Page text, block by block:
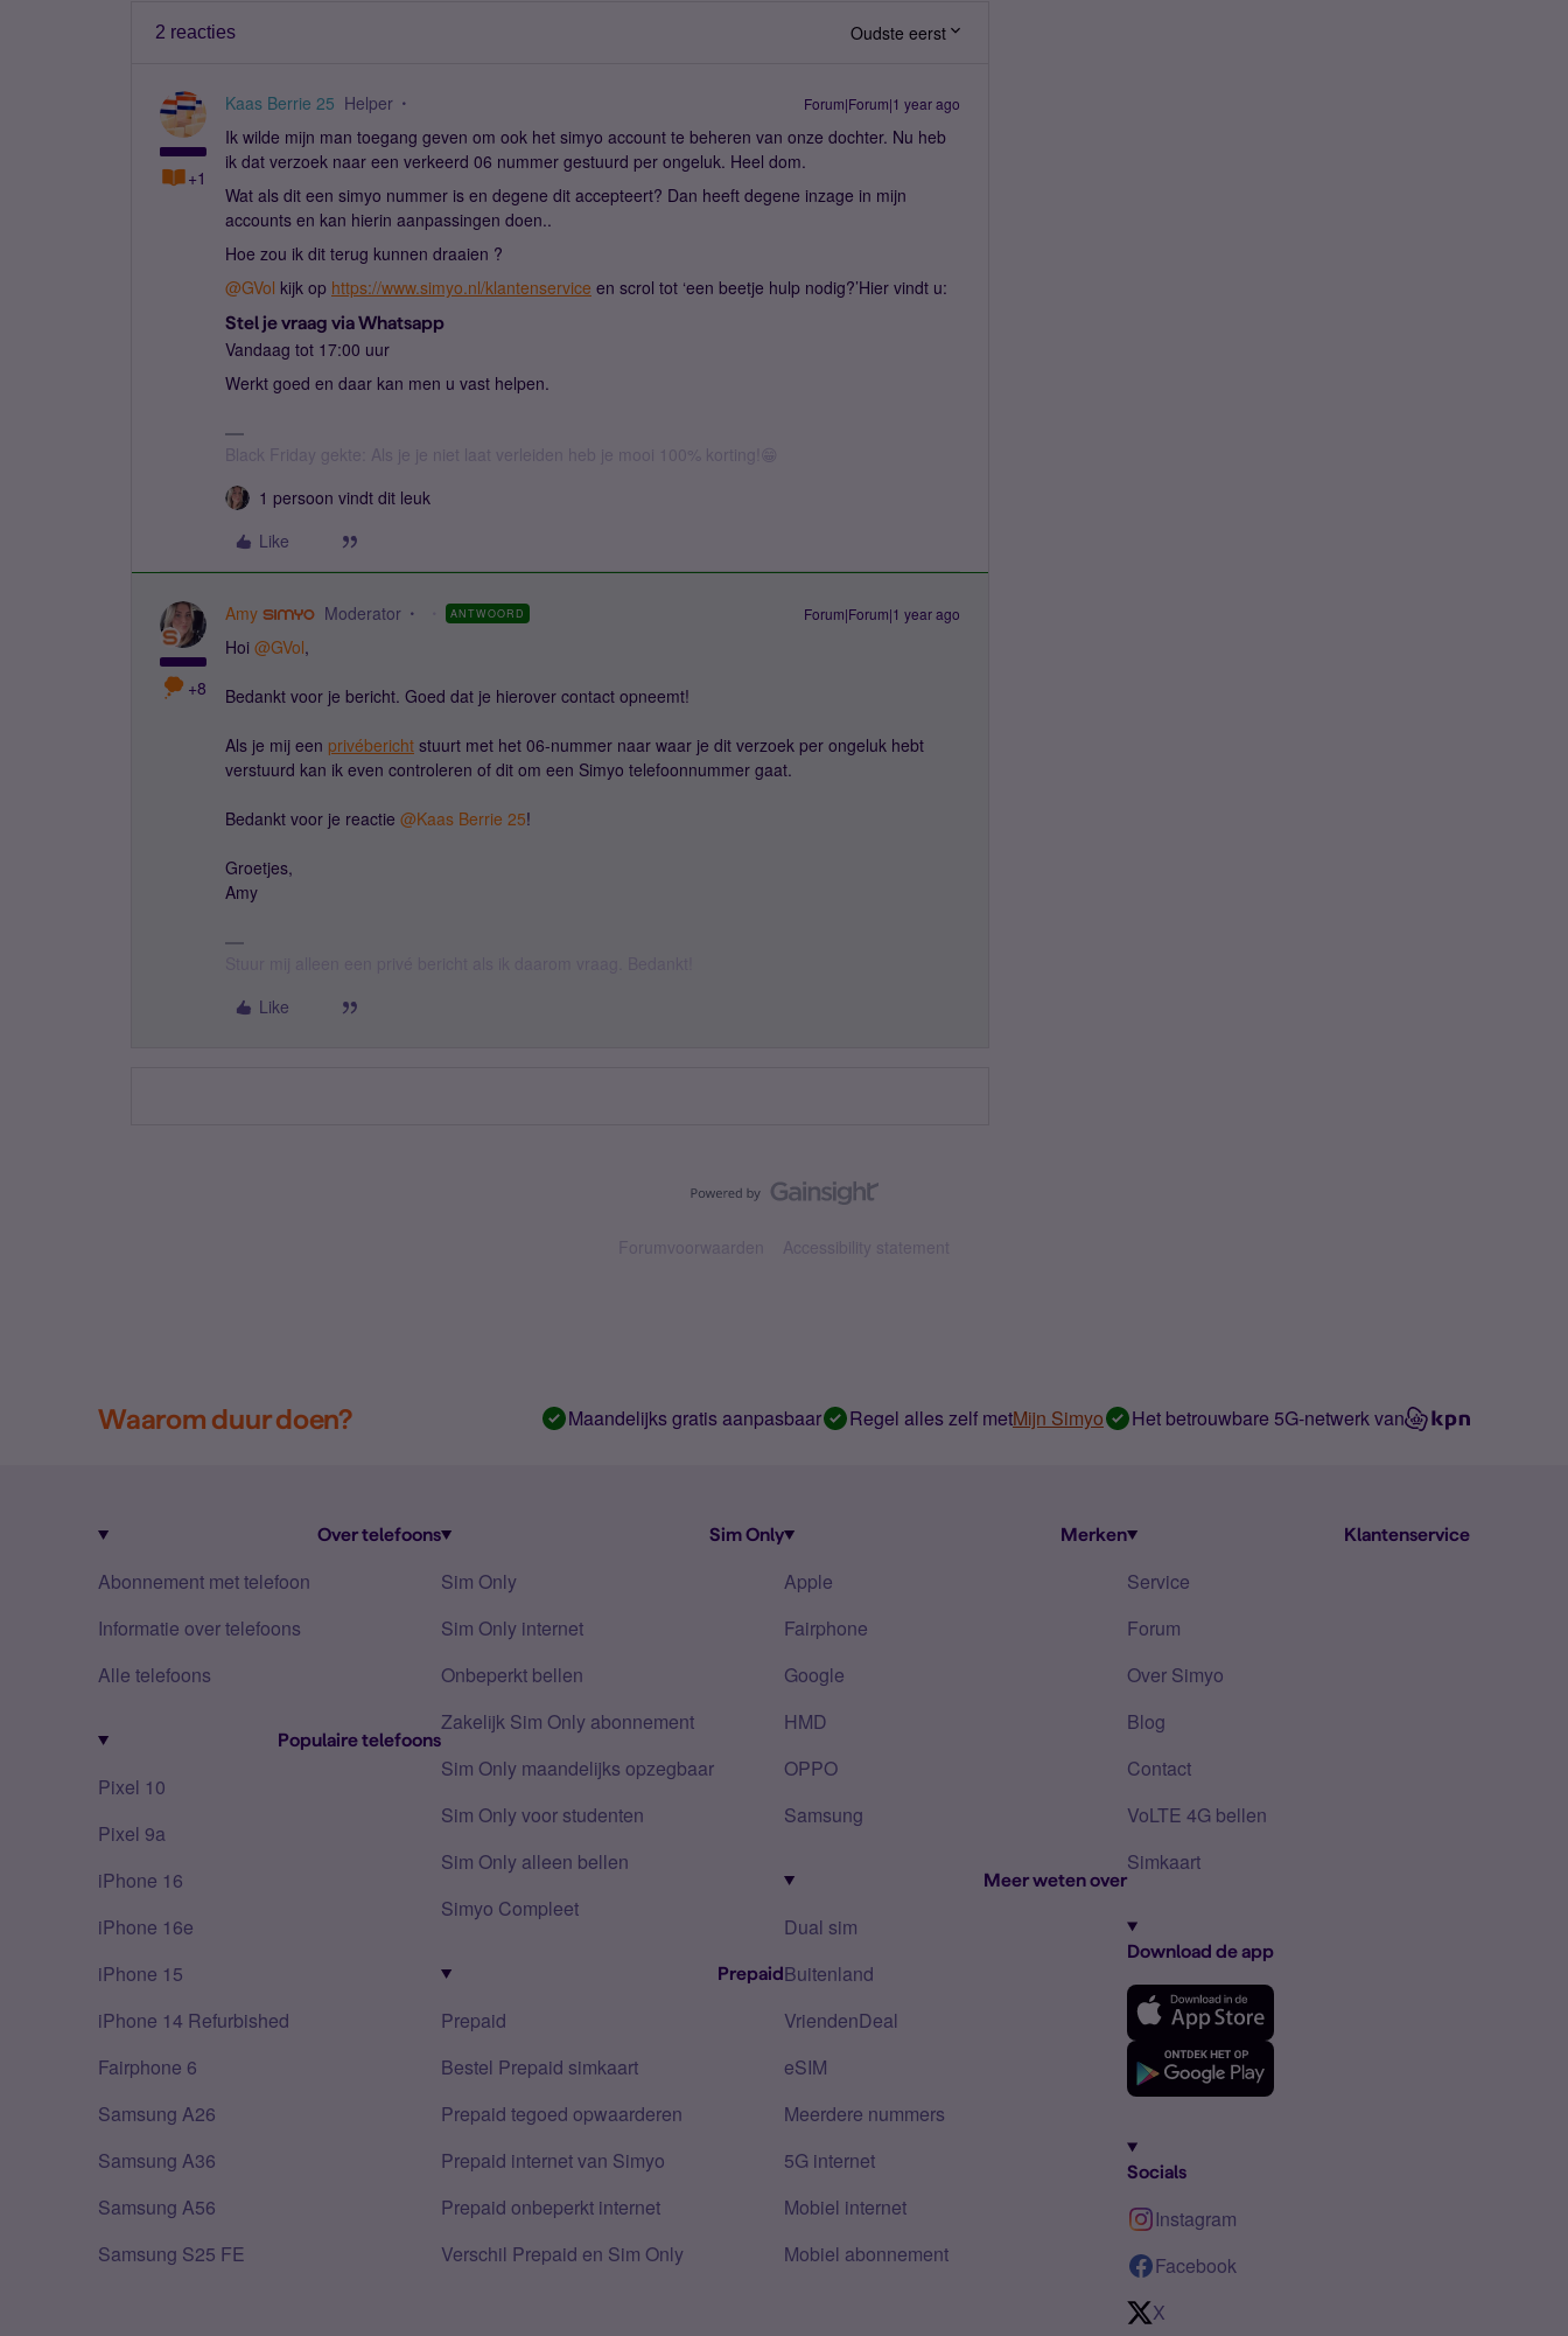
2 reacties Oudste eerst
+1
Kaas Berrie 25 Helper Forum|Forum|1 year ago
Ik wilde mijn man toegang geven om ook het simyo account te beheren van onze dochter. Nu heb
ik dat verzoek naar een verkeerd 06 nummer gestuurd per ongeluk. Heel dom.
Wat als dit een simyo nummer is en degene dit accepteert? Dan heeft degene inzage in mijn
accounts en kan hierin aanpassingen doen..
Hoe zou ik dit terug kunnen draaien ?
@GVol kijk op https://www.simyo.nl/klantenservice en scrol tot ‘een beetje hulp nodig?’Hier vindt u:
Stel je vraag via Whatsapp
Vandaag tot 17:00 uur
Werkt goed en daar kan men u vast helpen.
Black Friday gekte: Als je je niet laat verleiden heb je mooi 100% korting!😁
1 persoon vindt dit leuk
Like
+8
Amy Moderator ANTWOORD Forum|Forum|1 year ago
Hoi ​ @GVol,
Bedankt voor je bericht. Goed dat je hierover contact opneemt!
Als je mij een privébericht stuurt met het 06-nummer naar waar je dit verzoek per ongeluk hebt
verstuurd kan ik even controleren of dit om een Simyo telefoonnummer gaat.
Bedankt voor je reactie ​ @Kaas Berrie 25!
Groetjes,
Amy
Like
Forumvoorwaarden Accessibility statement
Waarom duur doen? Maandelijks gratis aanpasbaar Regel alles zelf metMijn Simyo Het betrouwbare 5G-netwerk van
Over telefoons
Abonnement met telefoon
Informatie over telefoons
Alle telefoons
Populaire telefoons
Pixel 10
Pixel 9a
iPhone 16
iPhone 16e
iPhone 15
iPhone 14 Refurbished
Fairphone 6
Samsung A26
Samsung A36
Samsung A56
Samsung S25 FE
Sim Only
Sim Only
Sim Only internet
Onbeperkt bellen
Zakelijk Sim Only abonnement
Sim Only maandelijks opzegbaar
Sim Only voor studenten
Sim Only alleen bellen
Simyo Compleet
Prepaid
Prepaid
Bestel Prepaid simkaart
Prepaid tegoed opwaarderen
Prepaid internet van Simyo
Prepaid onbeperkt internet
Verschil Prepaid en Sim Only
Merken
Apple
Fairphone
Google
HMD
OPPO
Samsung
Meer weten over
Dual sim
Buitenland
VriendenDeal
eSIM
Meerdere nummers
5G internet
Mobiel internet
Mobiel abonnement
Klantenservice
Service
Forum
Over Simyo
Blog
Contact
VoLTE 4G bellen
Simkaart
Download de app
Socials
Instagram
Facebook
X